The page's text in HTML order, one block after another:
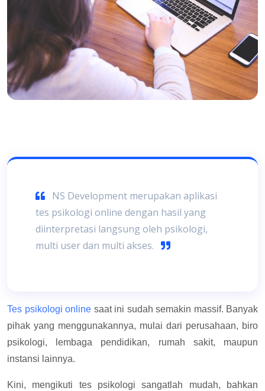
NS Development merupakan aplikasi
tes psikologi online dengan hasil yang
diinterpretasi langsung oleh psikologi,
multi user dan multi akses.
Tes psikologi online saat ini sudah semakin massif. Banyak
pihak yang menggunakannya, mulai dari perusahaan, biro
psikologi, lembaga pendidikan, rumah sakit, maupun
instansi lainnya.
Kini, mengikuti tes psikologi sangatlah mudah, bahkan